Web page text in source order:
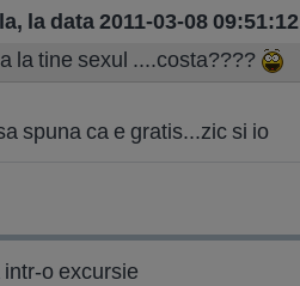
la data 2011-03-08 09:51:12
la tine sexul ....costa????
spuna ca e gratis...zic si io
o excursie